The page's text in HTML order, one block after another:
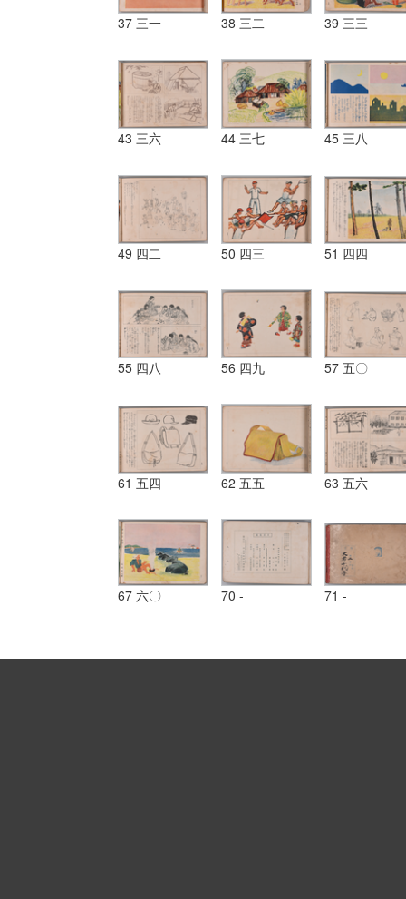
37 三一 38 三二 39 三三
43 三六 44 三七 45 三八
49 四二 50 四三 51 四四
55 四八 56 四九 57 五〇
61 五四 62 五五 63 五六
67 六〇 70 - 71 -